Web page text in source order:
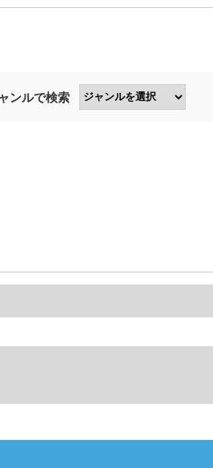
ンルで検索